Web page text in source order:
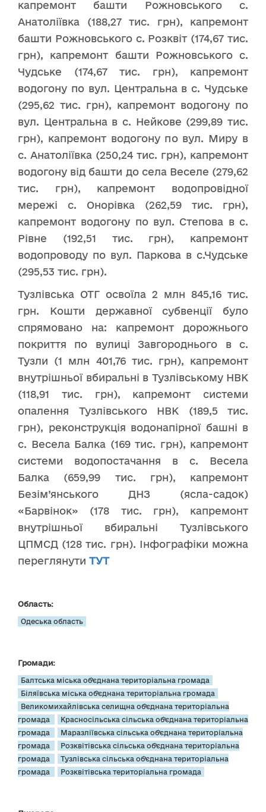
капремонт башти Рожновського с.
Анатоліївка (188,27 тис. грн), капремонт
башти Рожновського с. Розквіт (174,67 тис.
грн), капремонт башти Рожновського с.
Чудське (174,67 тис. грн), капремонт
водогону по вул. Центральна в с. Чудське
(295,62 тис. грн), капремонт водогону по
вул. Центральна в с. Нейкове (299,89 тис.
грн), капремонт водогону по вул. Миру в
с. Анатоліївка (250,24 тис. грн), капремонт
водогону від башти до села Веселе (279,62
тис. грн), капремонт водопровідної
мережі с. Онорівка (262,59 тис. грн),
капремонт водогону по вул. Степова в с.
Рівне (192,51 тис. грн), капремонт
водопроводу по вул. Паркова в с.Чудське
(295,53 тис. грн).
Тузлівська ОТГ освоїла 2 млн 845,16 тис.
грн. Кошти державної субвенції було
спрямовано на: капремонт дорожнього
покриття по вулиці Завгороднього в с.
Тузли (1 млн 401,76 тис. грн), капремонт
внутрішньої вбиральні в Тузлівському НВК
(118,91 тис. грн), капремонт системи
опалення Тузлівського НВК (189,5 тис.
грн), реконструкція водонапірної башні в
с. Весела Балка (169 тис. грн), капремонт
системи водопостачання в с. Весела
Балка (659,99 тис. грн), капремонт
Безім’янського ДНЗ (ясла-садок)
«Барвінок» (178 тис. грн), капремонт
внутрішньої вбиральні Тузлівського
ЦПМСД (128 тис. грн). Інфографіки можна
переглянути ТУТ
Область:
Одеська область
Громади:
Балтська міська об’єднана територіальна громада
Біляївська міська об’єднана територіальна громада
Великомихайлівська селищна об’єднана територіальна
громада
Красносільська сільська об’єднана територіальна
громада
Маразліївська сільська об’єднана територіальна
громада
Розквітівська сільська об’єднана територіальна
громада
Тузлівська сільська об’єднана територіальна
громада
Розквітівська територіальна громада